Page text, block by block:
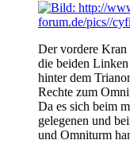
Der vordere Kran
die beiden
hinter dem
Rechte zum
Da es sich beim
gelegenen und
und Omniturm